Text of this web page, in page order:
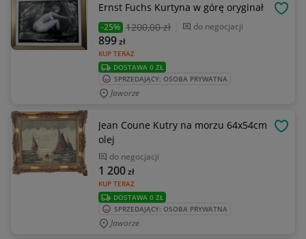
Ernst Fuchs Kurtyna w górę oryginał
-25% 1200,00 zł do negocjacji
KUP TERAZ
899zł
DOSTAWA 0 ZŁ
SPRZEDAJĄCY: OSOBA PRYWATNA
Jaworze
Jean Coune Kutry na morzu 64x54cm
olej
do negocjacji
KUP TERAZ
1 200zł
DOSTAWA 0 ZŁ
SPRZEDAJĄCY: OSOBA PRYWATNA
Jaworze